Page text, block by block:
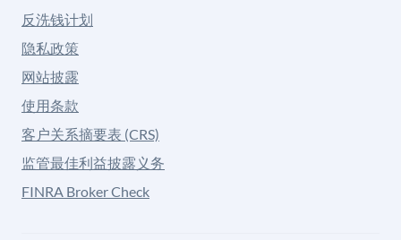
反洗钱计划
隐私政策
网站披露
使用条款
客户关系摘要表 (CRS)
监管最佳利益披露义务
FINRA Broker Check